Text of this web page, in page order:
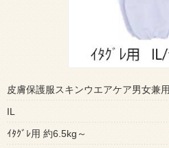
皮膚保護服スキンウエアケア男女兼
IL
ｲﾀｸﾞﾚ用 約6.5kg～